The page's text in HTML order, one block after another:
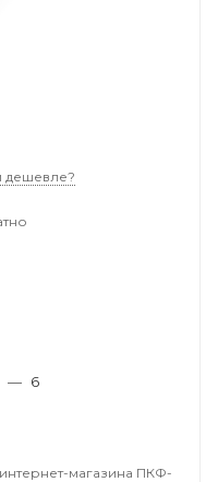
дешевле?
— 6
магазина ПКФ-